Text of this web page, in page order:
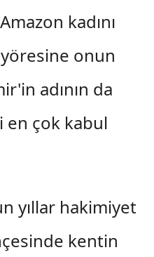
kadını
onun
adının da
en çok kabul
yıllar hakimiyet
kentin